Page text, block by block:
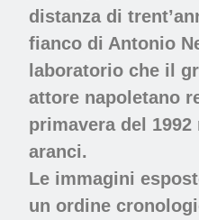
distanza di
fianco di Antonio
laboratorio che il
attore napoletano
primavera del 1992
aranci.
Le immagini
un ordine